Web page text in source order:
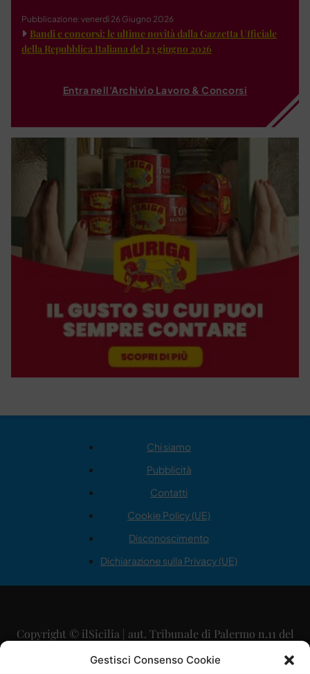
Gestisci Consenso Cookie
Pubblicazione: venerdì 26 Giugno 2026
Bandi e concorsi: le ultime novità dalla Gazzetta Ufficiale
della Repubblica Italiana del 23 giugno 2026
Entra nell'Archivio Lavoro & Concorsi
Chi siamo
Pubblicità
Contatti
Cookie Policy (UE)
Disconoscimento
Dichiarazione sulla Privacy (UE)
Copyright © ilSicilia | aut. Tribunale di Palermo n.11 del
29/09/2015